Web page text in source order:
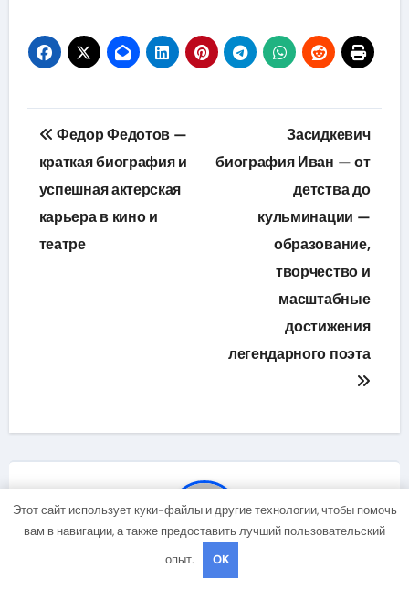
Навигация
по
записям
Федор Федотов —
краткая биография и
успешная актерская
карьера в кино и
театре
Засидкевич
биография Иван — от
детства до
кульминации —
образование,
творчество и
масштабные
достижения
легендарного поэта
studiohallo_
Этот сайт использует куки-файлы и другие технологии, чтобы помочь
вам в навигации, а также предоставить лучший пользовательский
опыт.
OK